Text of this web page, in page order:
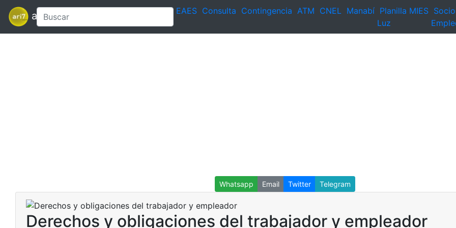
ari7 EAES Consulta Contingencia ATM CNEL Manabí Planilla
Luz
MIES Socio
Whatsapp Email Twitter Telegram
Derechos y obligaciones del trabajador y empleador